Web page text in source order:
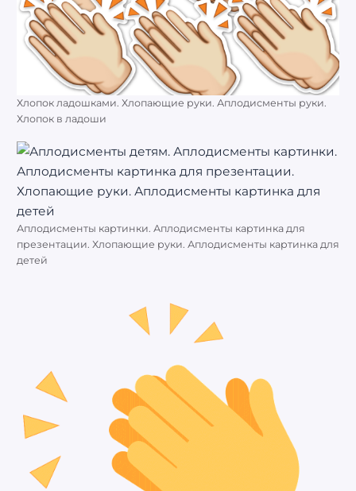
Хлопок ладошками. Хлопающие руки. Аплодисменты руки.
Хлопок в ладоши
Аплодисменты картинки. Аплодисменты картинка для
презентации. Хлопающие руки. Аплодисменты картинка для
детей